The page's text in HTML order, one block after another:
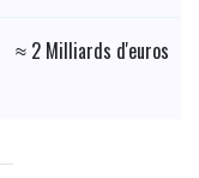
≈ 2 Milliards d'euros